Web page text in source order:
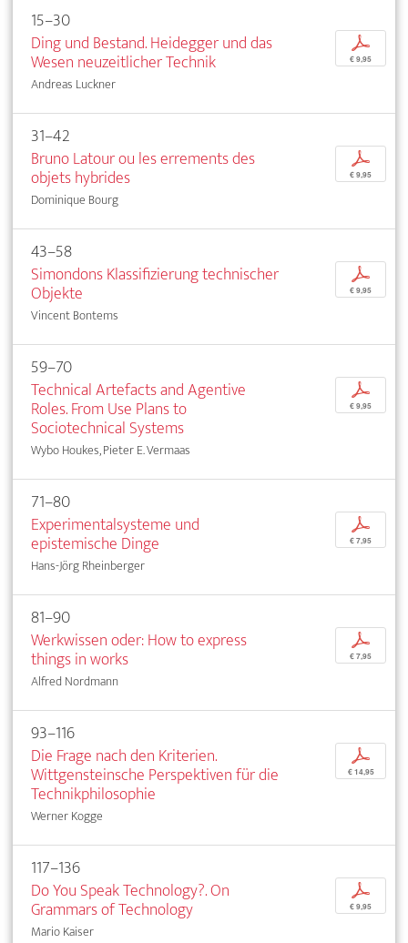
15–30
Ding und Bestand. Heidegger und das
Wesen neuzeitlicher Technik
Andreas Luckner
p
€ 9,95
31–42
Bruno Latour ou les errements des
objets hybrides
Dominique Bourg
p
€ 9,95
43–58
Simondons Klassifizierung technischer
Objekte
Vincent Bontems
p
€ 9,95
59–70
Technical Artefacts and Agentive
Roles. From Use Plans to
Sociotechnical Systems
Wybo Houkes, Pieter E. Vermaas
p
€ 9,95
71–80
Experimentalsysteme und
epistemische Dinge
Hans-Jörg Rheinberger
p
€ 7,95
81–90
Werkwissen oder: How to express
things in works
Alfred Nordmann
p
€ 7,95
93–116
Die Frage nach den Kriterien.
Wittgensteinsche Perspektiven für die
Technikphilosophie
Werner Kogge
p
€ 14,95
117–136
Do You Speak Technology?. On
Grammars of Technology
Mario Kaiser
p
€ 9,95